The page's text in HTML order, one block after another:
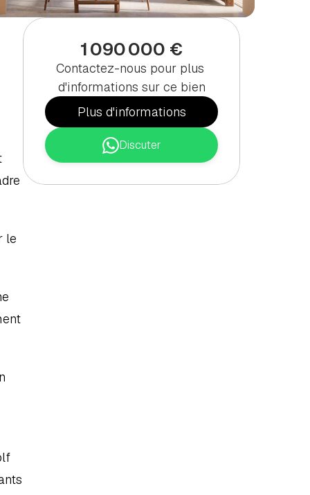
le
1 090 000 €
Contactez-nous pour plus
d'informations sur ce bien
Plus d'informations
Discuter